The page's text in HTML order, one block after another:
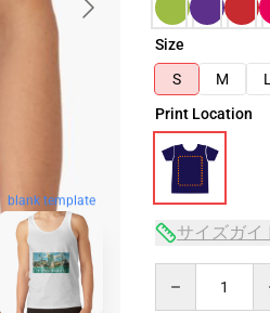
blank template
Size
S
M L
Print Location
サイズガイ